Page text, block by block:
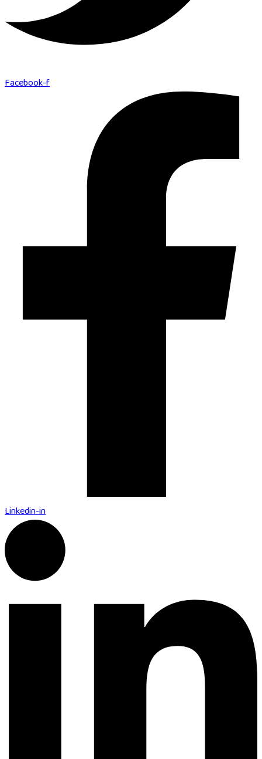
Facebook-f
Linkedin-in